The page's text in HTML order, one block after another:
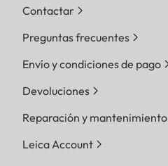
Contactar
Preguntas frecuentes
Envío y condiciones de pago
Devoluciones
Reparación y mantenimiento
Leica Account